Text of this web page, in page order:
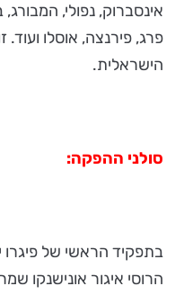
אינסברוק, נפולי, המבורג,
פרג, פירנצה, אוסלו
הישראלית.
סולני ההפקה:
בתפקיד הראשי של פיגרו
הרוסי איגור אונישנקו